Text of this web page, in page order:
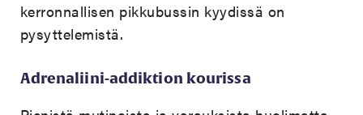
kerronnallisen pikkubussin kyydissä on
pysyttelemistä.
Adrenaliini-addiktion kourissa